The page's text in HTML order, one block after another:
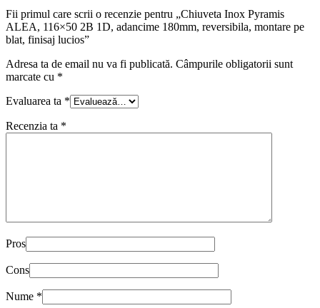
Fii primul care scrii o recenzie pentru „Chiuveta Inox Pyramis
ALEA, 116×50 2B 1D, adancime 180mm, reversibila, montare pe
blat, finisaj lucios”
Adresa ta de email nu va fi publicată. Câmpurile obligatorii sunt
marcate cu *
Evaluarea ta *
Recenzia ta *
Pros
Cons
Nume *